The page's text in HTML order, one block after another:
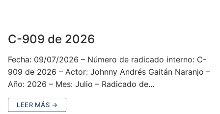
C-909 de 2026
Fecha: 09/07/2026 – Número de radicado interno: C-
909 de 2026 – Actor: Johnny Andrés Gaitán Naranjo –
Año: 2026 – Mes: Julio – Radicado de…
LEER MÁS →